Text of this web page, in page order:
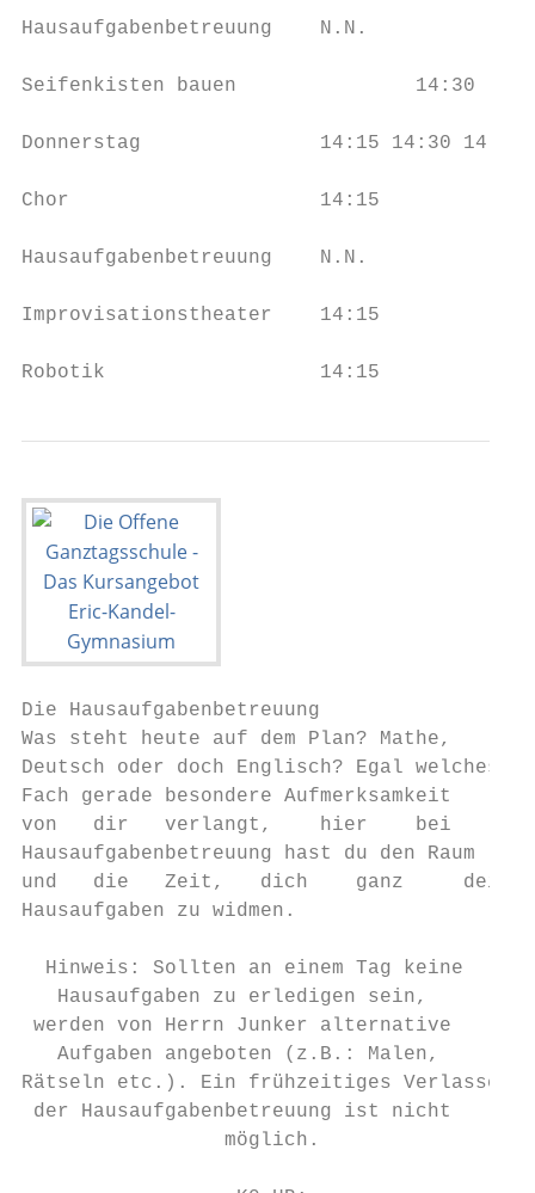
Hausaufgabenbetreuung    N.N.
Seifenkisten bauen
Donnerstag               14:15 14:30 14:45
Chor                     14:15
Hausaufgabenbetreuung    N.N.
Improvisationstheater    14:15
Robotik                  14:15
Die Hausaufgabenbetreuung
Was steht heute auf dem Plan? Mathe,
Deutsch oder doch Englisch? Egal welches
Fach gerade besondere Aufmerksamkeit
von   dir   verlangt,    hier    bei    der
Hausaufgabenbetreuung hast du den Raum
und   die   Zeit,   dich    ganz     deinen
Hausaufgaben zu widmen.
  Hinweis: Sollten an einem Tag keine
   Hausaufgaben zu erledigen sein,
werden von Herrn Junker alternative
   Aufgaben angeboten (z.B.: Malen,
Rätseln etc.). Ein frühzeitiges Verlassen
der Hausaufgabenbetreuung ist nicht
                 möglich.